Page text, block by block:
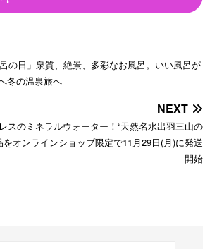
の日」泉質、絶景、多彩なお風呂。いい風呂が
冬の温泉旅へ
NEXT
スのミネラルウォーター！“天然名水出羽三山の
をオンラインショップ限定で11月29日(月)に発送
開始